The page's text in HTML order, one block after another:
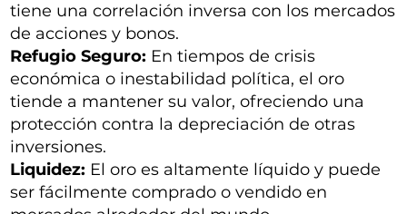
tiene una correlación inversa con los mercados
de acciones y bonos.
Refugio Seguro: En tiempos de crisis
económica o inestabilidad política, el oro
tiende a mantener su valor, ofreciendo una
protección contra la depreciación de otras
inversiones.
Liquidez: El oro es altamente líquido y puede
ser fácilmente comprado o vendido en